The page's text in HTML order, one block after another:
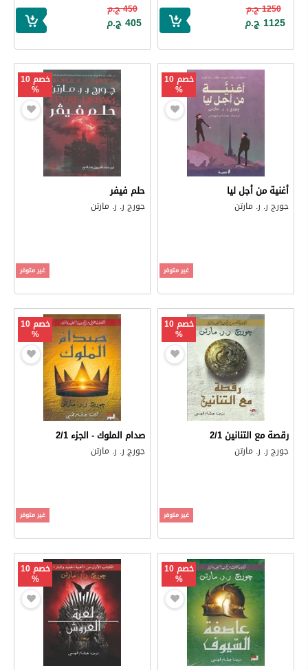
1250 ج.م
1125 ج.م
450 ج.م
405 ج.م
خصم 10
%
أغنية من أجل ليا
جورج ر. ر. مارتن
غير متوفر
خصم 10
%
حلم فيفر
جورج ر. ر. مارتن
غير متوفر
خصم 10
%
رقصة مع التنانين 2/1
جورج ر. ر. مارتن
غير متوفر
خصم 10
%
صدام الملوك - الجزء 2/1
جورج ر. ر. مارتن
غير متوفر
خصم 10
%
خصم 10
%